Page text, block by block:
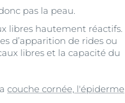
pas la peau.
libres hautement réactifs.
d’apparition de rides ou
libres et la capacité du
couche cornée, l'épiderme